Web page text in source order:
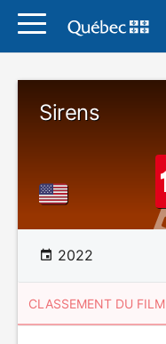
Sirens
2022
CLASSEMENT DU FILM